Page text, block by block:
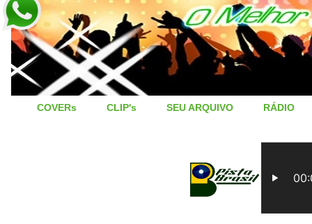
COVERs CLIP's SEU ARQUIVO RÁDIO